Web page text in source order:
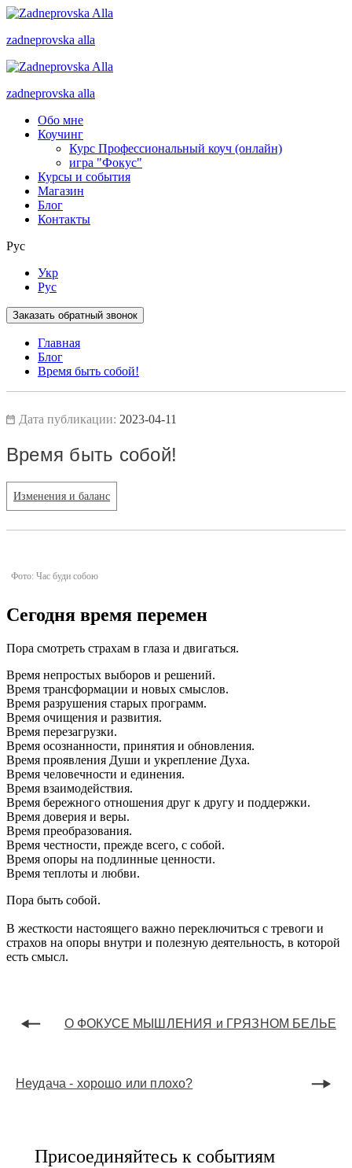
zadneprovska alla
zadneprovska alla
Обо мне
Коучинг
Курс Профессиональный коуч (онлайн)
игра "Фокус"
Курсы и события
Магазин
Блог
Контакты
Рус
Укр
Рус
Заказать обратный звонок
Главная
Блог
Время быть собой!
Дата публикации: 2023-04-11
Время быть собой!
Изменения и баланс
Фото: Час буди собою
Сегодня время перемен
Пора смотреть страхам в глаза и двигаться.
Время непростых выборов и решений.
Время трансформации и новых смыслов.
Время разрушения старых программ.
Время очищения и развития.
Время перезагрузки.
Время осознанности, принятия и обновления.
Время проявления Души и укрепление Духа.
Время человечности и единения.
Время взаимодействия.
Время бережного отношения друг к другу и поддержки.
Время доверия и веры.
Время преобразования.
Время честности, прежде всего, с собой.
Время опоры на подлинные ценности.
Время теплоты и любви.
Пора быть собой.
В жесткости настоящего важно переключиться с тревоги и
страхов на опоры внутри и полезную деятельность, в которой
есть смысл.
О ФОКУСЕ МЫШЛЕНИЯ и ГРЯЗНОМ БЕЛЬЕ
Неудача - хорошо или плохо?
Присоединяйтесь к событиям